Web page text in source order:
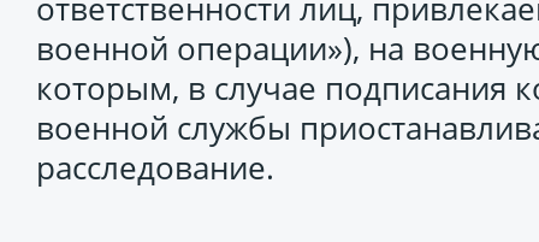
военной операции»), на
которым, в случае подписания
военной службы
расследование.